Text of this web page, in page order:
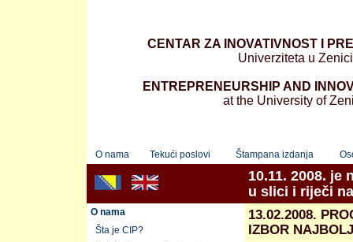
CENTAR ZA INOVATIVNOST I
Univerziteta u Zenici
ENTREPRENEURSHIP AND
at the University of
O nama Tekući poslovi Štampana izdanja
10.11. 2008.
u slici i riječi
O nama
Šta je CIP?
13.02.2008.
IZBOR